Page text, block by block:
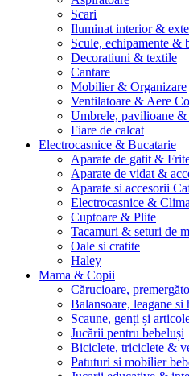
Scari
Iluminat interior &
Scule, echipamente &
Decoratiuni & textile
Cantare
Mobilier & Organizare
Ventilatoare & Aere
Umbrele, pavilioane &
Fiare de calcat
Electrocasnice & Bucatarie
Aparate de gatit &
Aparate de vidat &
Aparate si accesorii
Electrocasnice &
Cuptoare & Plite
Tacamuri & seturi de
Oale si cratite
Haley
Mama & Copii
Cărucioare,
Balansoare, leagane si
Scaune, genți și
Jucării pentru bebeluși
Biciclete, triciclete &
Patuturi si mobilier